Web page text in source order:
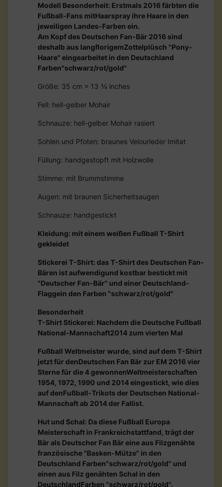
Modell Besonderheit: Erstmals 2016 färbten die
Fußball-Fans mitHaarspray ihre Haare in den
jeweiligen Landes-Farben ein.
Am Kopf des Deutschen Fan-Bär 2016 sind
deshalb aus langflorigemZottelplüsch "Pony-
Haare" eingearbeitet in den Deutschland
Farben"schwarz/rot/gold"
Größe: 35 cm = 13 ¾ inches
Fell: hell-gelber Mohair
Schnauze: hell-gelber Mohair rasiert
Sohlen und Pfoten: braunes Velourleder Imitat
Füllung: handgestopft mit Holzwolle
Stimme: mit Brummstimme
Augen: mit braunen Sicherheitsaugen
Schnauze: handgestickt
Kleidung: mit einem weißen Fußball T-Shirt
gekleidet
Stickerei T-Shirt: das T-Shirt des Deutschen Fan-
Bären ist aufwendigund kostbar bestickt mit
"Deutscher Fan-Bär" und einer Deutschland-
Flaggein den Farben "schwarz/rot/gold"
Besonderheit
T-Shirt Stickerei: Nachdem die Deutsche Fußball
National-Mannschaft2014 zum vierten Mal
Fußball Weltmeister wurde, sind auf dem T-Shirt
jetzt für denDeutschen Fan Bär zur EM 2016 vier
Sterne für die 4 gewonnenWeltmeisterschaften
1954, 1972, 1990 und 2014 eingestickt, wie dies
auf denFußball-Trikots der Deutschen National-
Mannschaft ab 2014 der Fallist.
Hut und Schal: Da diese Fußball Europa
Meisterschaft in Frankreichstattfand, trägt der
Bär als Deutscher Fan Bär eine aus Filzgenähte
französische "Basken-Mütze" in den
Deutschland Farben"schwarz/rot/gold" und
einen aus Filz genähten Schal in den
DeutschlandFarben "schwarz/rot/gold".